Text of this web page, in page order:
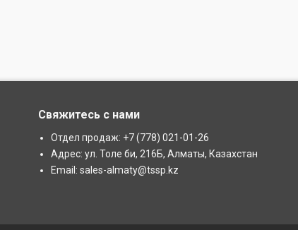
Свяжитесь с нами
Отдел продаж: +7 (778) 021-01-26
Адрес: ул. Толе би, 216Б, Алматы, Казахстан
Email: sales-almaty@tssp.kz